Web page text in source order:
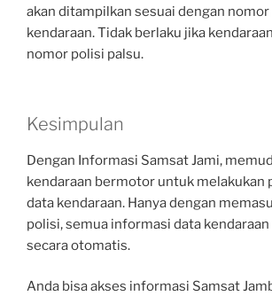
akan ditampilkan sesuai dengan
kendaraan. Tidak berlaku jika
nomor polisi palsu.
Kesimpulan
Dengan Informasi Samsat Jami,
kendaraan bermotor untuk melakukan
data kendaraan. Hanya dengan
polisi, semua informasi data kendaraan
secara otomatis.
Anda bisa akses informasi Samsat